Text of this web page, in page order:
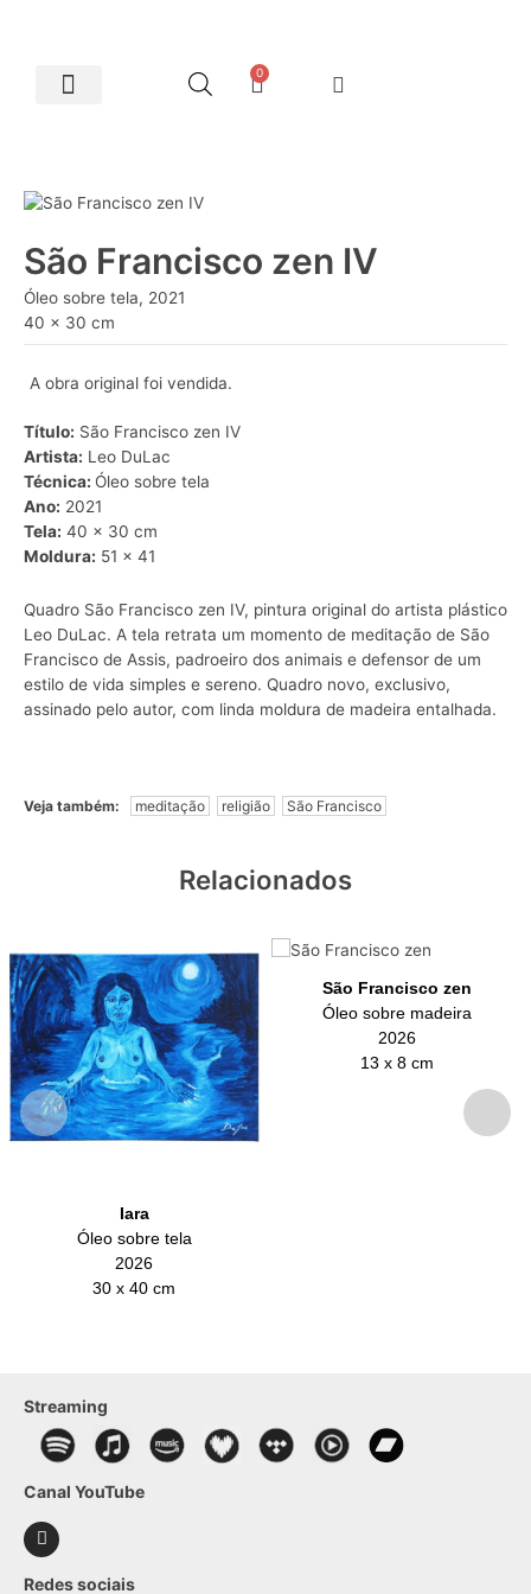
0
São Francisco zen IV
Óleo sobre tela, 2021
40 x 30 cm
A obra original foi vendida.
Título: São Francisco zen IV
Artista: Leo DuLac
Técnica: Óleo sobre tela
Ano: 2021
Tela: 40 x 30 cm
Moldura: 51 x 41
Quadro São Francisco zen IV, pintura original do artista plástico
Leo DuLac. A tela retrata um momento de meditação de São
Francisco de Assis, padroeiro dos animais e defensor de um
estilo de vida simples e sereno. Quadro novo, exclusivo,
assinado pelo autor, com linda moldura de madeira entalhada.
Veja também: meditação religião São Francisco
Relacionados
Iara
Óleo sobre tela
2026
30 x 40 cm
São Francisco zen
Óleo sobre madeira
2026
13 x 8 cm
Streaming
Canal YouTube
Redes sociais